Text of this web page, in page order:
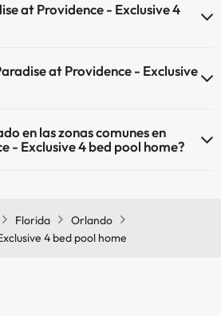
at Providence - Exclusive 4
pago) Aquí tienes más info sobre la
la temporada)
at Providence - Exclusive
en las zonas comunes en
- Exclusive 4 bed pool home?
Florida
Orlando
4 bed pool home